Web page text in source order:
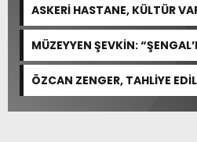
ASKERİ HASTANE, KÜLTÜR
ÖZELLEŞTİRİLEMEZ!
MÜZEYYEN ŞEVKİN:
İNSANLIĞIN ORTAK ACISIDIR”
ÖZCAN ZENGER, TAHLİYE